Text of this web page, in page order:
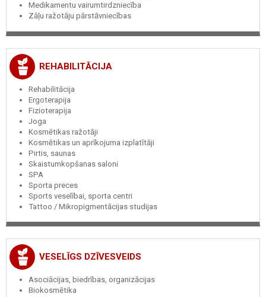
Medikamentu vairumtirdzniecība
Zāļu ražotāju pārstāvniecības
REHABILITĀCIJA
Rehabilitācija
Ergoterapija
Fizioterapija
Joga
Kosmētikas ražotāji
Kosmētikas un aprīkojuma izplatītāji
Pirtis, saunas
Skaistumkopšanas saloni
SPA
Sporta preces
Sports veselībai, sporta centri
Tattoo / Mikropigmentācijas studijas
VESELĪGS DZĪVESVEIDS
Asociācijas, biedrības, organizācijas
Biokosmētika